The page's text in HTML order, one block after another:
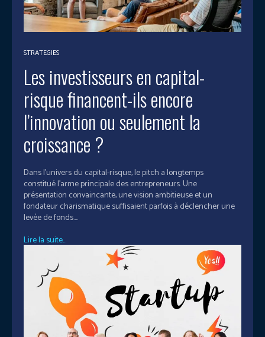
STRATEGIES
Les investisseurs en capital-
risque financent-ils encore
l’innovation ou seulement la
croissance ?
Dans l'univers du capital-risque, le pitch a longtemps
constitué l'arme principale des entrepreneurs. Une
présentation convaincante, une vision ambitieuse et un
fondateur charismatique suffisaient parfois à déclencher une
levée de fonds....
Lire la suite...